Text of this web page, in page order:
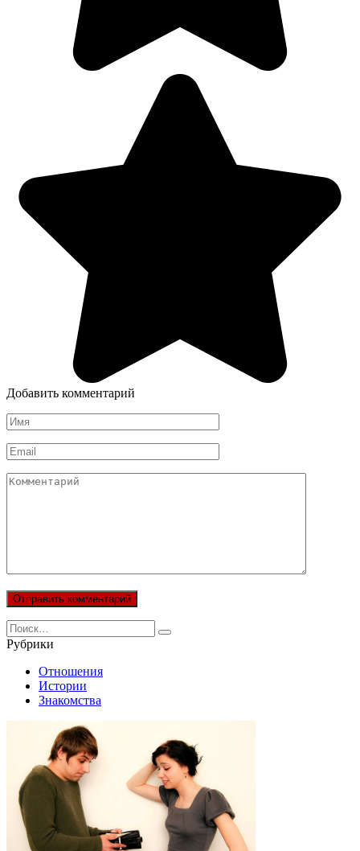
Добавить комментарий
Имя
Email
Комментарий
Search
for:
Рубрики
Отношения
Истории
Знакомства